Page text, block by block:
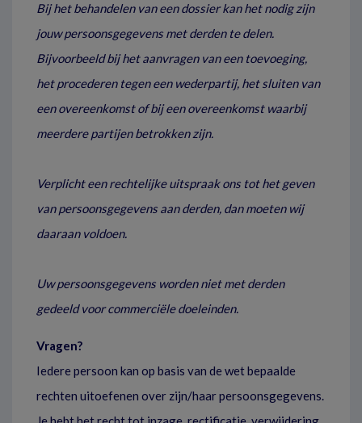
Bij het behandelen van een dossier kan het nodig zijn
jouw persoonsgegevens met derden te delen.
Bijvoorbeeld bij het aanvragen van een toevoeging,
het procederen tegen een wederpartij, het sluiten van
een overeenkomst of bij een overeenkomst waarbij
meerdere partijen betrokken zijn.
Verplicht een rechtelijke uitspraak ons tot het geven
van persoonsgegevens aan derden, dan moeten wij
daaraan voldoen.
Uw persoonsgegevens worden niet met derden
gedeeld voor commerciële doeleinden.
Vragen?
Iedere persoon kan op basis van de wet bepaalde
rechten uitoefenen over zijn/haar persoonsgegevens.